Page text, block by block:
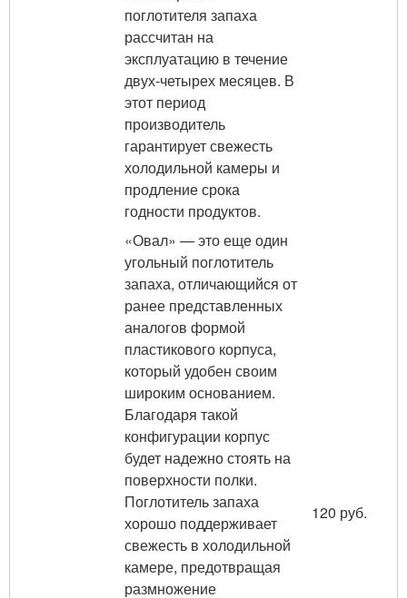
поглотителя запаха
рассчитан на
эксплуатацию в течение
двух-четырех месяцев. В
этот период
производитель
гарантирует свежесть
холодильной камеры и
продление срока
годности продуктов.
«Овал» — это еще один
угольный поглотитель
запаха, отличающийся от
ранее представленных
аналогов формой
пластикового корпуса,
который удобен своим
широким основанием.
Благодаря такой
конфигурации корпус
будет надежно стоять на
поверхности полки.
Поглотитель запаха
хорошо поддерживает
свежесть в холодильной
камере, предотвращая
размножение
120 руб.